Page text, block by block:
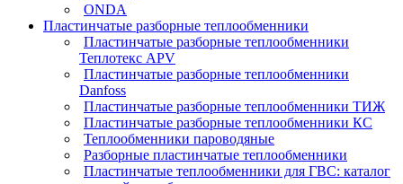
ONDA
Пластинчатые разборные теплообменники
Пластинчатые разборные теплообменники
Теплотекс APV
Пластинчатые разборные теплообменники
Danfoss
Пластинчатые разборные теплообменники ТИЖ
Пластинчатые разборные теплообменники КC
Теплообменники пароводяные
Разборные пластинчатые теплообменники
Пластинчатые теплообменники для ГВС: каталог